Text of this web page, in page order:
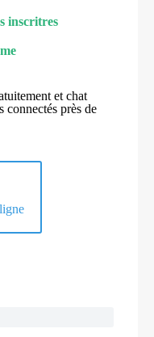
inscritres
et chat
connectés près de